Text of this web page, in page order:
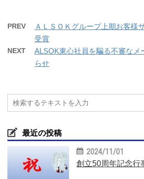
PREV
ＡＬＳＯＫグループ上期お客様
受賞
NEXT
ALSOK東心社員を騙る不審なメ
らせ
最近の投稿
2024/11/01
創立50周年記念行